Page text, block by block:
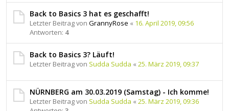
Back to Basics 3 hat es geschafft!
Letzter Beitrag von GrannyRose « 16. April 2019, 09:56
Antworten: 4
Back to Basics 3? Läuft!
Letzter Beitrag von Sudda Sudda « 25. März 2019, 09:37
NÜRNBERG am 30.03.2019 (Samstag) - Ich komme!
Letzter Beitrag von Sudda Sudda « 25. März 2019, 09:36